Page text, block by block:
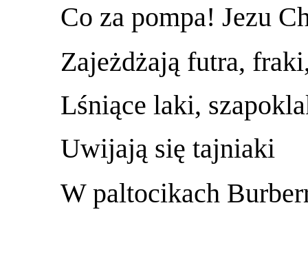
Co za pompa! Jezu
Zajeżdżają futra,
Lśniące laki,
Uwijają się tajniaki
W paltocikach